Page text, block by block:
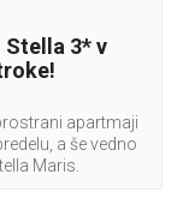
Stella 3* v
apartmaji
a še vedno
Maris.